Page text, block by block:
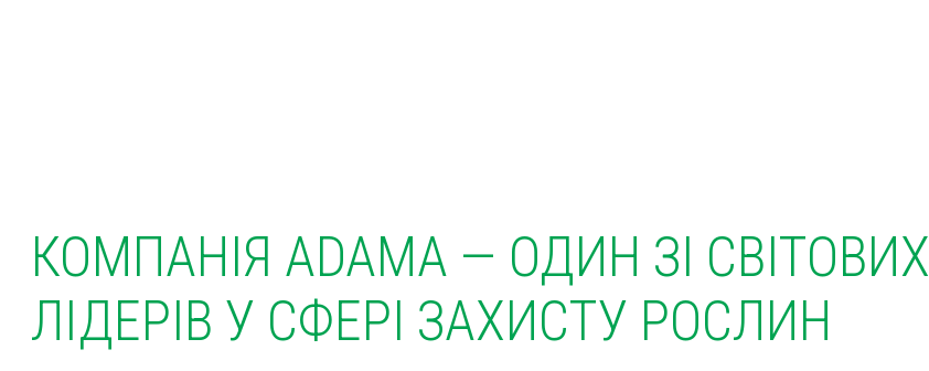
КОМПАНІЯ АDAMA — ОДИН ЗІ СВІТОВИХ
ЛІДЕРІВ У СФЕРІ ЗАХИСТУ РОСЛИН